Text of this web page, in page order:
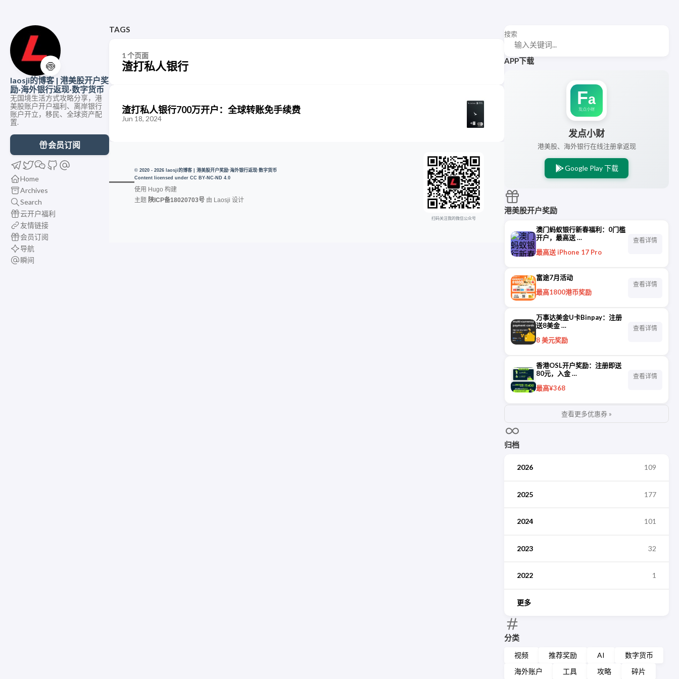
🍥
laosji的博客 | 港美股开户奖
励·海外银行返现·数字货币
无国境生活方式攻略分享，港
美股账户开户福利、离岸银行
账户开立，移民、全球资产配
置.
会员订阅
Home
Archives
Search
云开户福利
友情链接
会员订阅
导航
瞬间
搜索
APP下载
发点小财
港美股、海外银行在线注册拿返现
Google Play 下载
港美股开户奖励
澳门蚂蚁银行新春福利：0门槛
开户，最高送 …
最高送 iPhone 17 Pro
查看详情
富途7月活动
最高1800港币奖励
查看详情
万事达美金U卡Binpay：注册
送8美金 …
8 美元奖励
查看详情
香港OSL开户奖励：注册即送
80元，入金 …
最高¥368
查看详情
查看更多优惠券 »
归档
2026 109
2025 177
2024 101
2023 32
2022 1
更多
分类
视频 推荐奖励 AI
数字货币
海外账户
工具 攻略 碎片
TAGS
1 个页面
渣打私人银行
渣打私人银行700万开户：全球转账免手续费
Jun 18, 2024
© 2020 - 2026 laosji的博客 | 港美股开户奖励·海外银行返现·数字货币
Content licensed under CC BY-NC-ND 4.0
使用 Hugo 构建
主题 陕ICP备18020703号由 Laosji 设计
扫码关注我的微信公众号